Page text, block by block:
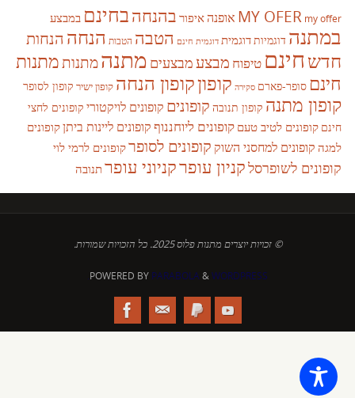
MY OFER my offer אופנהאיפור בהנחהבחינם במבצע
במתנה דוגמיותדוגמית דוגמית חינם הטבה הטבות הנחה הנחות
חדשחינם טיפוח מבצעמבצעים מתנהמתנותמתנות
חינם סופר-פארם סקירה קופוןקופון הנחה קופון ישיר קופון לסופר
קופון מתנה קופון תנובה קופונים קופונים לויקטורי קופונים לחצי
חינם קופונים לטיב טעם קופונים ליוחננוףקופונים ליינות ביתןקופונים
למגה קופונים למחסני השוק קופונים לסופרקופונים לרמי לוי
קופונים לשופרסלקניון עופרקניוני עופרתנובה
© זכויות יוצרים מתנות פלוס 2025. כל הזכויות שמורות.
POWERED BY PARABOLA&WORDPRESS.